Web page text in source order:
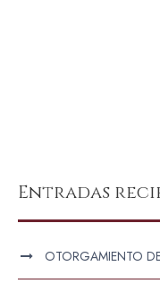
Entradas
OTORGAMIENTO